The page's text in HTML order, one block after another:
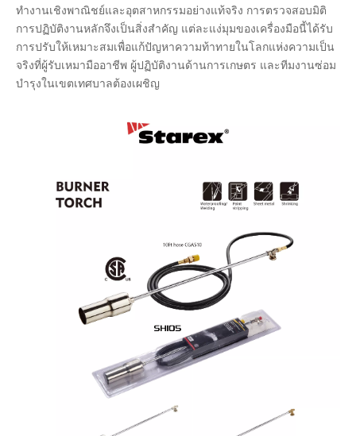
ทำงานเชิงพาณิชย์และอุตสาหกรรมอย่างแท้จริง การตรวจสอบมิติ
การปฏิบัติงานหลักจึงเป็นสิ่งสำคัญ แต่ละแง่มุมของเครื่องมือนี้ได้รับ
การปรับให้เหมาะสมเพื่อแก้ปัญหาความท้าทายในโลกแห่งความเป็น
จริงที่ผู้รับเหมามืออาชีพ ผู้ปฏิบัติงานด้านการเกษตร และทีมงานซ่อม
บำรุงในเขตเทศบาลต้องเผชิญ